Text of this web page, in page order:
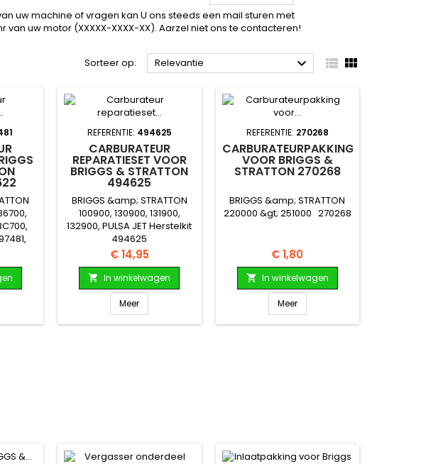
uw machine of vragen kan U ons steeds een mail sturen met
uw motor (XXXXX-XXXX-XX). Aarzel niet ons te contacteren!
Sorteer op: Relevantie   
REFERENTIE: 494625
CARBURATEUR
REPARATIESET VOOR
BRIGGS & STRATTON
494625
BRIGGS &amp; STRATTON
100900, 130900, 131900,
132900, PULSA JET Herstelkit
494625
Prijs
€ 14,95
 In winkelwagen
Meer
REFERENTIE: 270268
CARBURATEURPAKKING
VOOR BRIGGS &
STRATTON 270268
BRIGGS &amp; STRATTON
220000 &gt; 251000 270268
Prijs
€ 1,80
 In winkelwagen
Meer